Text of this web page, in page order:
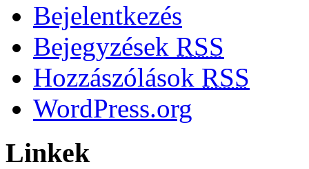
Bejelentkezés
Bejegyzések RSS
Hozzászólások RSS
WordPress.org
Linkek